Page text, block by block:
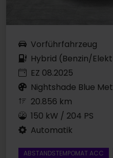
Vorführfahrzeug
Hybrid (Benzin/
EZ 08.2025
Nightshade Blue
20.856 km
150 kW / 204 PS
Automatik
ABSTANDSTEMPOMAT ACC